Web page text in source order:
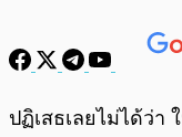
พร้อมเล่น
ปฏิเสธเลยไม่ได้ว่า